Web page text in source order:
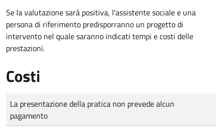
Se la valutazione sarà positiva, l'assistente sociale e una
persona di riferimento predisporranno un progetto di
intervento nel quale saranno indicati tempi e costi delle
prestazioni.
Costi
Tipo di pagamento
Importo
La presentazione della pratica non prevede alcun
pagamento